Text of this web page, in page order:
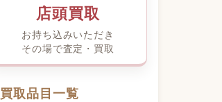
店頭買取
お持ち込みいただき
その場で査定・買取
買取品目一覧